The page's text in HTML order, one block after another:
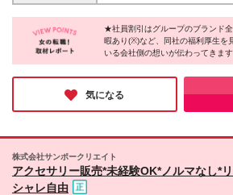
円～（みなし残業代 4,231円～） ※月給に含
なし残業代は3時間分です。
す。 ※試用期間(3ヶ月)中は
間外手当のみの支給となりま
せん ★希望を伺って、勤務地
ANEMONE＞ ◆東京都 有楽町
川県 金沢リント ◆大分県 アミュプラザおおいた ＜
mimi33＞ ◆東京都 ルミネ新宿 二子
都ポルタ ■住宅手当(1人暮らしの場合／関東2万8000
円・その他2万2000円) ※入
した方 (変更の範囲)上記
★社員割引はグループのブランド
暇あり(※)など、同社の福利厚生を
いる会社側の想いが伝わってきま
れる他、仕事中は素敵なジュエリ
オシャレを楽しみながら活躍する
ンに関わる仕事を楽しく続けてい
求人です。
気になる
株式会社サンポークリエイト
アクセサリー販売*未経験OK*ノルマなし*
シャレ自由